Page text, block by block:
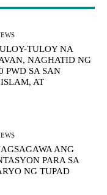
TULOY NA
NAGHATID NG
PWD SA SAN
AT
ANG
PARA SA
NG TUPAD